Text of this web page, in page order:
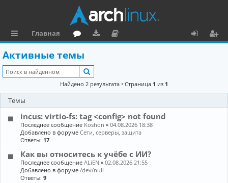
ы
л
к
и
Главная
ру
м
ру
зк
и
е
н
та
и
р
а
Активные темы
Найдено 2 результата • Страница 1 из 1
Темы
incus: virtio-fs: tag <config> not found
Последнее сообщение Koshon «04.08.2026 18:38
Добавлено в форумеСети, серверы, защита
Ответы: 17
Как вы относитесь к учёбе с ИИ?
Последнее сообщениеALiEN «02.08.2026 21:55
Добавлено в форуме/dev/null
Ответы:9